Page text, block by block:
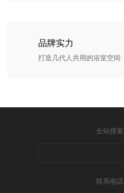
品牌实力
打造几代人共用的浴室空间
全站搜索
联系电话